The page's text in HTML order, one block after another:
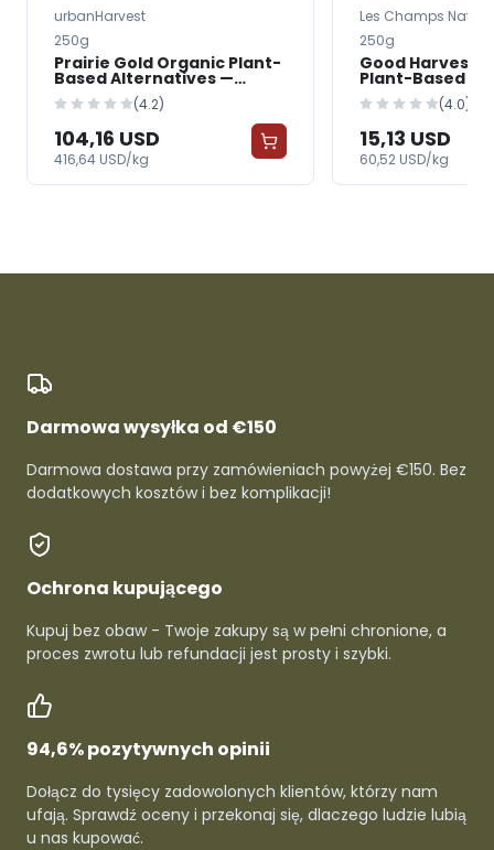
urbanHarvest
250g
Prairie Gold Organic Plant-
Based Alternatives —
FreshGrocer
(4.2)
104,16 USD
416,64 USD/kg
Les Champs
250g
Good Harvest
Plant-Based
FreshGrocer
(4.0)
15,13 USD
60,52 USD/kg
Darmowa wysyłka od €150
Darmowa dostawa przy zamówieniach powyżej €150. Bez
dodatkowych kosztów i bez komplikacji!
Ochrona kupującego
Kupuj bez obaw - Twoje zakupy są w pełni chronione, a
proces zwrotu lub refundacji jest prosty i szybki.
94,6% pozytywnych opinii
Dołącz do tysięcy zadowolonych klientów, którzy nam
ufają. Sprawdź oceny i przekonaj się, dlaczego ludzie lubią
u nas kupować.